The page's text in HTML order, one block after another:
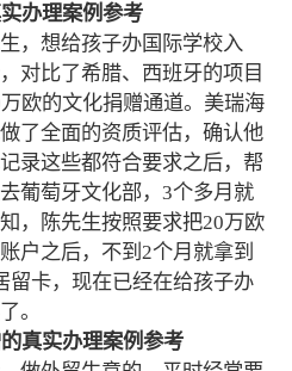
办理案例参考
，想给孩子办国际学校入
对比了希腊、西班牙的项目
欧的文化捐赠通道。美瑞海
了全面的资质评估，确认他
录这些都符合要求之后，帮
葡萄牙文化部，3个多月就
，陈先生按照要求把20万欧
户之后，不到2个月就拿到
留卡，现在已经在给孩子办
。
真实办理案例参考